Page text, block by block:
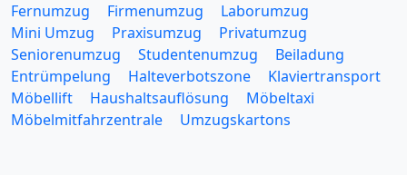
Fernumzug
Firmenumzug
Laborumzug
Mini Umzug
Praxisumzug
Privatumzug
Seniorenumzug
Studentenumzug
Beiladung
Entrümpelung
Halteverbotszone
Klaviertransport
Möbellift
Haushaltsauflösung
Möbeltaxi
Möbelmitfahrzentrale
Umzugskartons